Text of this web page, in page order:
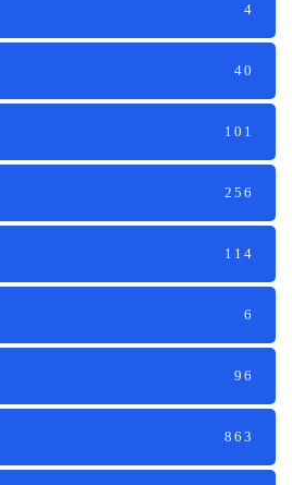
4
40
101
256
114
6
96
863